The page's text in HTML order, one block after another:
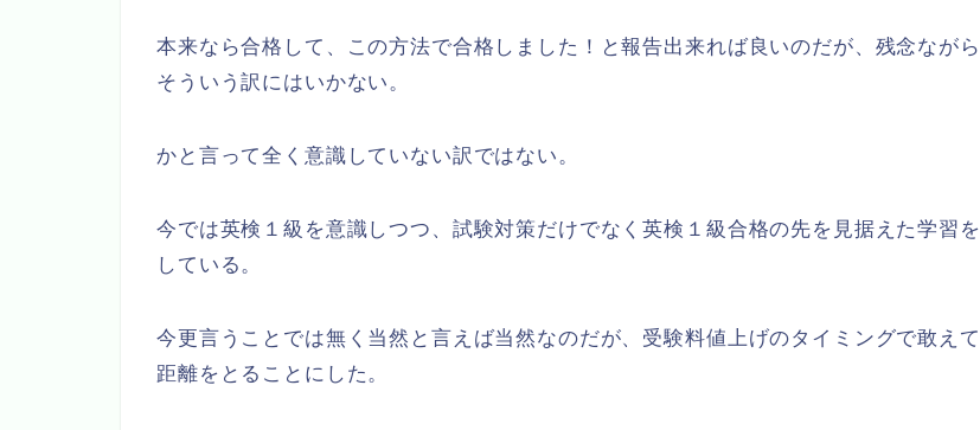
本来なら合格して、この方法で合格しました！と報告出来れば良いのだが、残念ながら
そういう訳にはいかない。
かと言って全く意識していない訳ではない。
今では英検１級を意識しつつ、試験対策だけでなく英検１級合格の先を見据えた学習を
している。
今更言うことでは無く当然と言えば当然なのだが、受験料値上げのタイミングで敢えて
距離をとることにした。